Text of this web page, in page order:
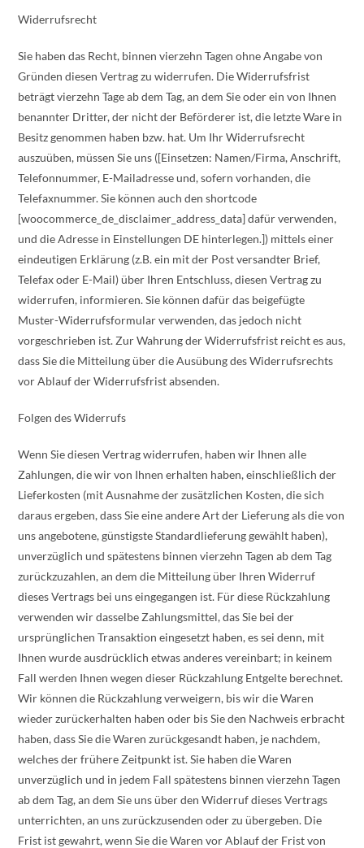
Widerrufsrecht
Sie haben das Recht, binnen vierzehn Tagen ohne Angabe von
Gründen diesen Vertrag zu widerrufen. Die Widerrufsfrist
beträgt vierzehn Tage ab dem Tag, an dem Sie oder ein von Ihnen
benannter Dritter, der nicht der Beförderer ist, die letzte Ware in
Besitz genommen haben bzw. hat. Um Ihr Widerrufsrecht
auszuüben, müssen Sie uns ([Einsetzen: Namen/Firma, Anschrift,
Telefonnummer, E-Mailadresse und, sofern vorhanden, die
Telefaxnummer. Sie können auch den shortcode
[woocommerce_de_disclaimer_address_data] dafür verwenden,
und die Adresse in Einstellungen DE hinterlegen.]) mittels einer
eindeutigen Erklärung (z.B. ein mit der Post versandter Brief,
Telefax oder E-Mail) über Ihren Entschluss, diesen Vertrag zu
widerrufen, informieren. Sie können dafür das beigefügte
Muster-Widerrufsformular verwenden, das jedoch nicht
vorgeschrieben ist. Zur Wahrung der Widerrufsfrist reicht es aus,
dass Sie die Mitteilung über die Ausübung des Widerrufsrechts
vor Ablauf der Widerrufsfrist absenden.
Folgen des Widerrufs
Wenn Sie diesen Vertrag widerrufen, haben wir Ihnen alle
Zahlungen, die wir von Ihnen erhalten haben, einschließlich der
Lieferkosten (mit Ausnahme der zusätzlichen Kosten, die sich
daraus ergeben, dass Sie eine andere Art der Lieferung als die von
uns angebotene, günstigste Standardlieferung gewählt haben),
unverzüglich und spätestens binnen vierzehn Tagen ab dem Tag
zurückzuzahlen, an dem die Mitteilung über Ihren Widerruf
dieses Vertrags bei uns eingegangen ist. Für diese Rückzahlung
verwenden wir dasselbe Zahlungsmittel, das Sie bei der
ursprünglichen Transaktion eingesetzt haben, es sei denn, mit
Ihnen wurde ausdrücklich etwas anderes vereinbart; in keinem
Fall werden Ihnen wegen dieser Rückzahlung Entgelte berechnet.
Wir können die Rückzahlung verweigern, bis wir die Waren
wieder zurückerhalten haben oder bis Sie den Nachweis erbracht
haben, dass Sie die Waren zurückgesandt haben, je nachdem,
welches der frühere Zeitpunkt ist. Sie haben die Waren
unverzüglich und in jedem Fall spätestens binnen vierzehn Tagen
ab dem Tag, an dem Sie uns über den Widerruf dieses Vertrags
unterrichten, an uns zurückzusenden oder zu übergeben. Die
Frist ist gewahrt, wenn Sie die Waren vor Ablauf der Frist von